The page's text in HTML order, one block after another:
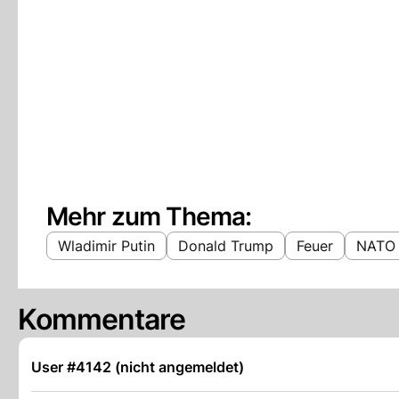
Mehr zum Thema:
Wladimir Putin Donald Trump Feuer NATO
Kommentare
User #4142 (nicht angemeldet)